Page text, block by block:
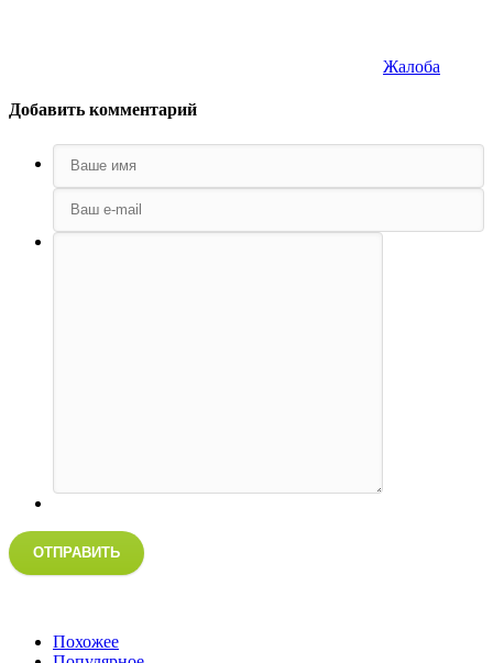
Жалоба
Добавить комментарий
ОТПРАВИТЬ
Похожее